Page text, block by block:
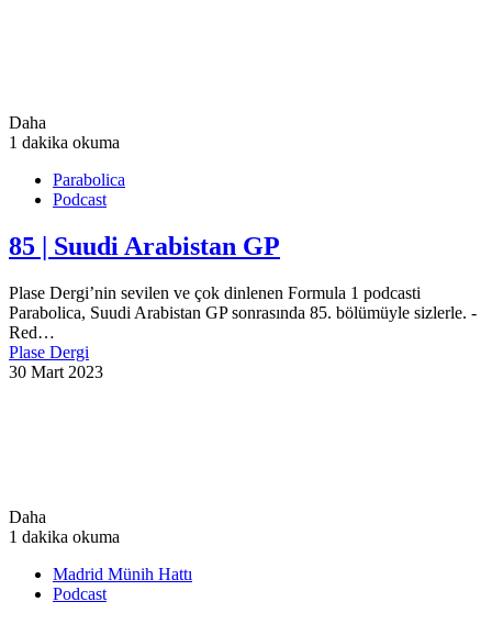
Daha
1 dakika okuma
Parabolica
Podcast
85 | Suudi Arabistan GP
Plase Dergi’nin sevilen ve çok dinlenen Formula 1 podcasti
Parabolica, Suudi Arabistan GP sonrasında 85. bölümüyle sizlerle. -
Red…
Plase Dergi
30 Mart 2023
Daha
1 dakika okuma
Madrid Münih Hattı
Podcast